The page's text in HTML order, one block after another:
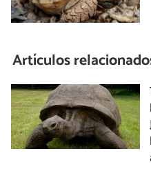
Artículos